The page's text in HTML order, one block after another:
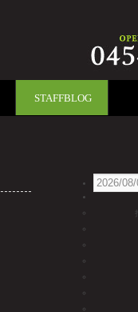
STAFFBLOG